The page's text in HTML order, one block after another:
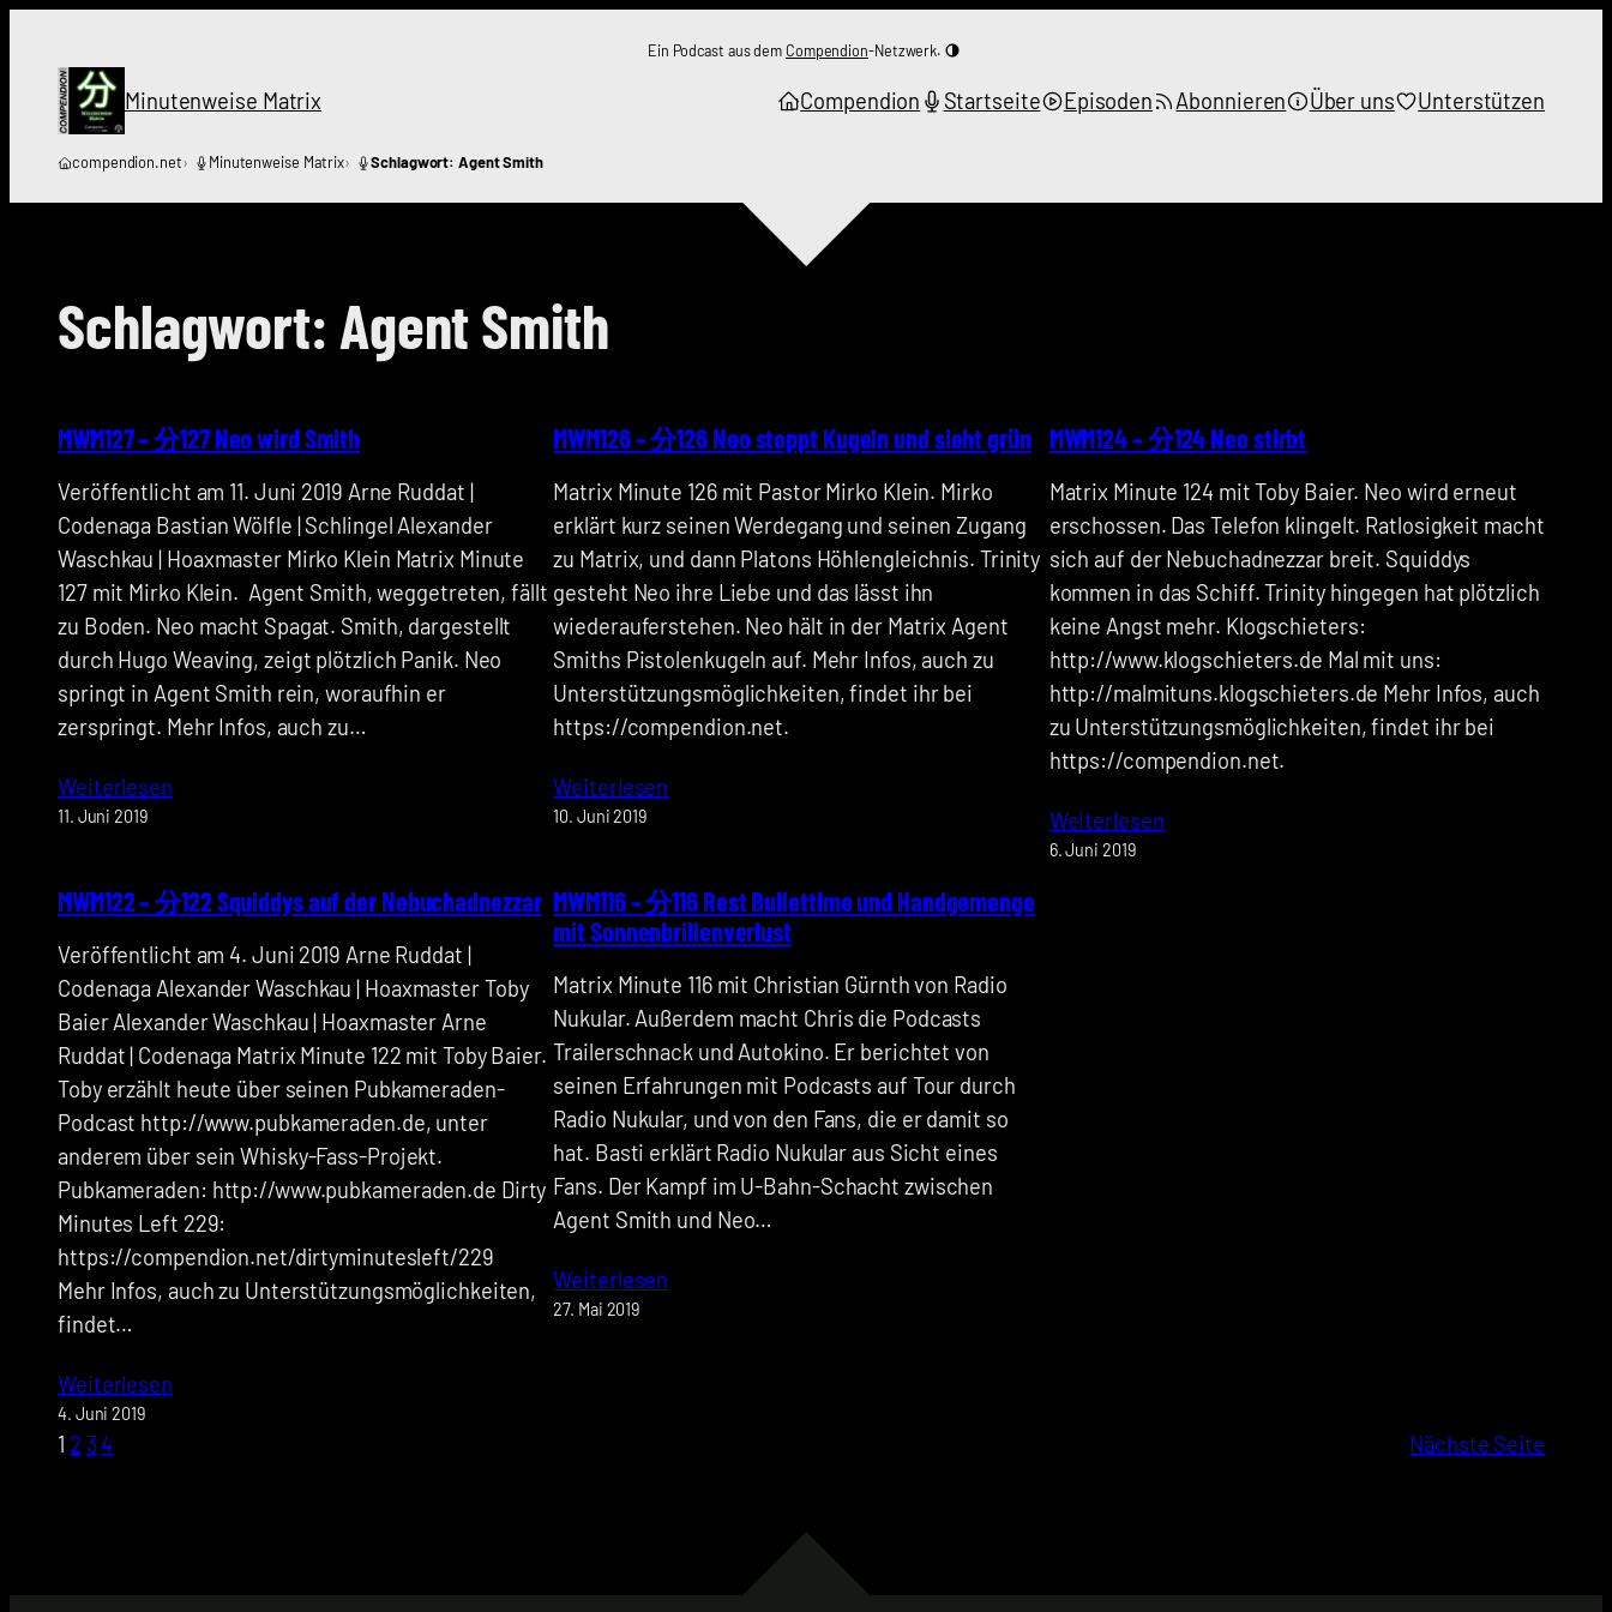
springen
Ein Podcast aus dem Compendion-Netzwerk.
Minutenweise Matrix Compendion Startseite Episoden Abonnieren Über uns Unterstützen
compendion.net Minutenweise Matrix Schlagwort: Agent Smith
Schlagwort: Agent Smith
MWM127 – 分127 Neo wird Smith
Veröffentlicht am 11. Juni 2019 Arne Ruddat |
Codenaga Bastian Wölfle | Schlingel Alexander
Waschkau | Hoaxmaster Mirko Klein Matrix Minute
127 mit Mirko Klein. Agent Smith, weggetreten, fällt
zu Boden. Neo macht Spagat. Smith, dargestellt
durch Hugo Weaving, zeigt plötzlich Panik. Neo
springt in Agent Smith rein, woraufhin er
zerspringt. Mehr Infos, auch zu…
Weiterlesen
11. Juni 2019
MWM126 – 分126 Neo stoppt Kugeln und sieht grün
Matrix Minute 126 mit Pastor Mirko Klein. Mirko
erklärt kurz seinen Werdegang und seinen Zugang
zu Matrix, und dann Platons Höhlengleichnis. Trinity
gesteht Neo ihre Liebe und das lässt ihn
wiederauferstehen. Neo hält in der Matrix Agent
Smiths Pistolenkugeln auf. Mehr Infos, auch zu
Unterstützungsmöglichkeiten, findet ihr bei
https://compendion.net.
Weiterlesen
10. Juni 2019
MWM124 – 分124 Neo stirbt
Matrix Minute 124 mit Toby Baier. Neo wird erneut
erschossen. Das Telefon klingelt. Ratlosigkeit macht
sich auf der Nebuchadnezzar breit. Squiddys
kommen in das Schiff. Trinity hingegen hat plötzlich
keine Angst mehr. Klogschieters:
http://www.klogschieters.de Mal mit uns:
http://malmituns.klogschieters.de Mehr Infos, auch
zu Unterstützungsmöglichkeiten, findet ihr bei
https://compendion.net.
Weiterlesen
6. Juni 2019
MWM122 – 分122 Squiddys auf der Nebuchadnezzar
Veröffentlicht am 4. Juni 2019 Arne Ruddat |
Codenaga Alexander Waschkau | Hoaxmaster Toby
Baier Alexander Waschkau | Hoaxmaster Arne
Ruddat | Codenaga Matrix Minute 122 mit Toby Baier.
Toby erzählt heute über seinen Pubkameraden-
Podcast http://www.pubkameraden.de, unter
anderem über sein Whisky-Fass-Projekt.
Pubkameraden: http://www.pubkameraden.de Dirty
Minutes Left 229:
https://compendion.net/dirtyminutesleft/229
Mehr Infos, auch zu Unterstützungsmöglichkeiten,
findet…
Weiterlesen
4. Juni 2019
MWM116 – 分116 Rest Bullettime und Handgemenge
mit Sonnenbrillenverlust
Matrix Minute 116 mit Christian Gürnth von Radio
Nukular. Außerdem macht Chris die Podcasts
Trailerschnack und Autokino. Er berichtet von
seinen Erfahrungen mit Podcasts auf Tour durch
Radio Nukular, und von den Fans, die er damit so
hat. Basti erklärt Radio Nukular aus Sicht eines
Fans. Der Kampf im U-Bahn-Schacht zwischen
Agent Smith und Neo…
Weiterlesen
27. Mai 2019
1 2 3 4 Nächste Seite